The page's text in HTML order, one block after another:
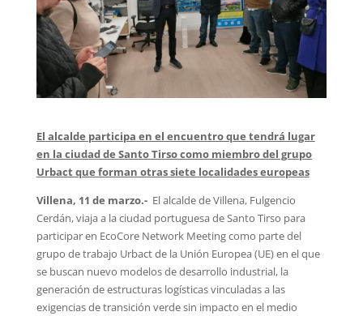
El alcalde participa en el encuentro que tendrá lugar
en la ciudad de Santo Tirso como miembro del grupo
Urbact que forman otras siete localidades europeas
Villena, 11 de marzo.- El alcalde de Villena, Fulgencio
Cerdán, viaja a la ciudad portuguesa de Santo Tirso para
participar en EcoCore Network Meeting como parte del
grupo de trabajo Urbact de la Unión Europea (UE) en el que
se buscan nuevo modelos de desarrollo industrial, la
generación de estructuras logísticas vinculadas a las
exigencias de transición verde sin impacto en el medio